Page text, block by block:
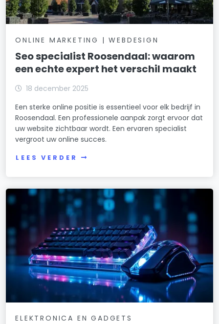
ONLINE MARKETING | WEBDESIGN
Seo specialist Roosendaal: waarom
een echte expert het verschil maakt
18 december 2025
Een sterke online positie is essentieel voor elk bedrijf in
Roosendaal. Een professionele aanpak zorgt ervoor dat
uw website zichtbaar wordt. Een ervaren specialist
vergroot uw online succes.
LEES VERDER
ELEKTRONICA EN GADGETS